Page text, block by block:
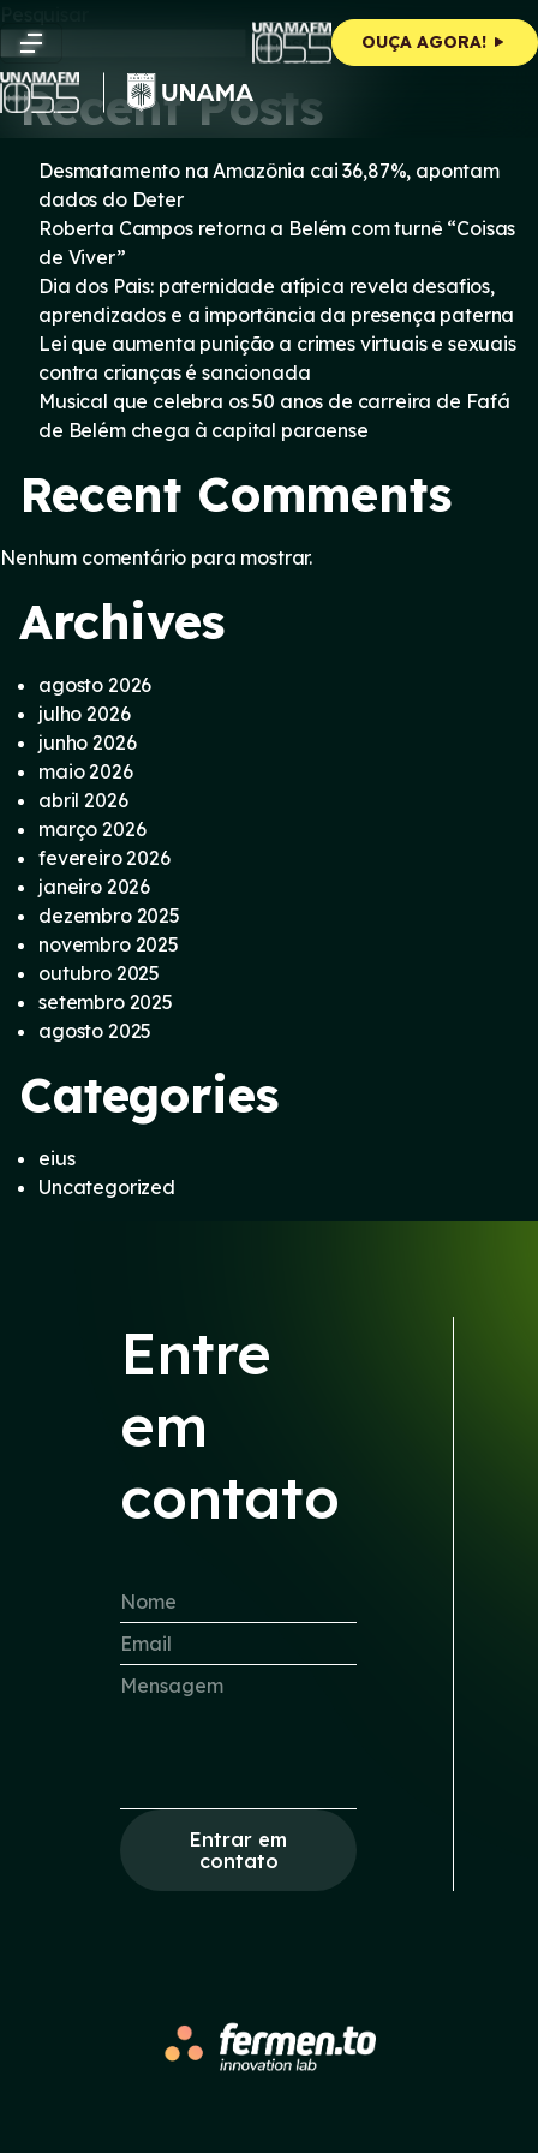
content
OUÇA AGORA!
Pesquisar
Pesquisar
Recent Posts
Desmatamento na Amazônia cai 36,87%, apontam
dados do Deter
Roberta Campos retorna a Belém com turnê “Coisas
de Viver”
Dia dos Pais: paternidade atípica revela desafios,
aprendizados e a importância da presença paterna
Lei que aumenta punição a crimes virtuais e sexuais
contra crianças é sancionada
Musical que celebra os 50 anos de carreira de Fafá
de Belém chega à capital paraense
Recent Comments
Nenhum comentário para mostrar.
Archives
agosto 2026
julho 2026
junho 2026
maio 2026
abril 2026
março 2026
fevereiro 2026
janeiro 2026
dezembro 2025
novembro 2025
outubro 2025
setembro 2025
agosto 2025
Categories
eius
Uncategorized
Entre
em
contato
Entrar em
contato